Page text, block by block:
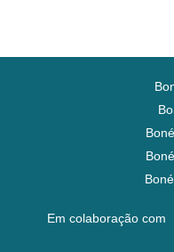
Em colaboração com